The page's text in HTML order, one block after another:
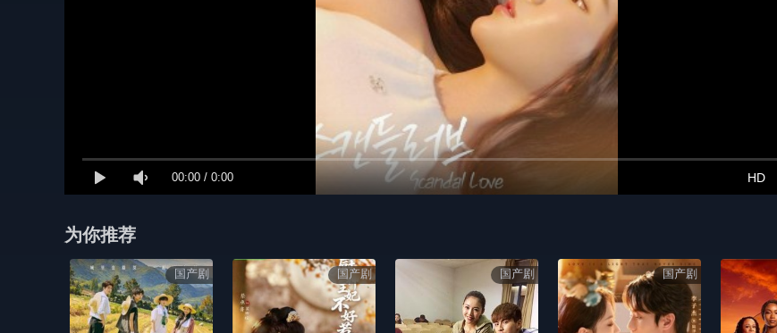
00:00 / 0:00 HD
为你推荐
国产剧 国产剧 国产剧 国产剧